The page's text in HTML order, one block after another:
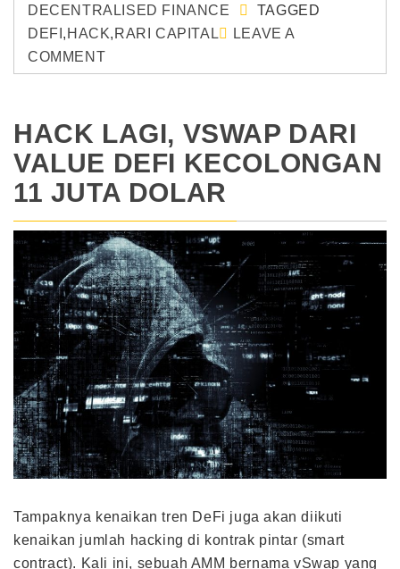
DECENTRALISED FINANCE
TAGGED
DEFI , HACK, RARI CAPITAL
LEAVE A
COMMENT
HACK LAGI, VSWAP DARI
VALUE DEFI KECOLONGAN
11 JUTA DOLAR
Tampaknya kenaikan tren DeFi juga akan diikuti
kenaikan jumlah hacking di kontrak pintar (smart
contract). Kali ini, sebuah AMM bernama vSwap yang